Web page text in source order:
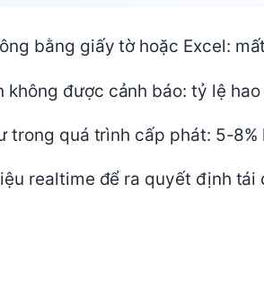
bằng giấy tờ hoặc Excel:
không được cảnh báo: tỷ lệ
trong quá trình cấp phát: 5-8%
realtime để ra quyết định tái